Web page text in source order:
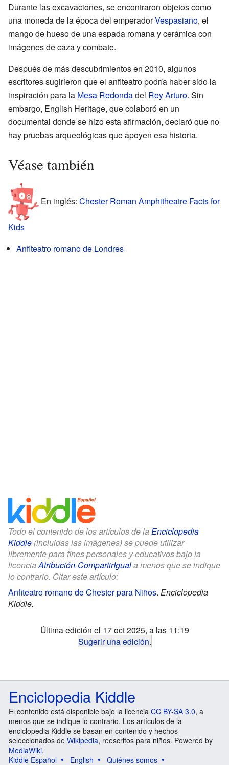
Durante las excavaciones, se encontraron objetos como
una moneda de la época del emperadorVespasiano, el
mango de hueso de una espada romana y cerámica con
imágenes de caza y combate.
Después de más descubrimientos en 2010, algunos
escritores sugirieron que el anfiteatro podría haber sido la
inspiración para la Mesa Redondadel Rey Arturo. Sin
embargo, English Heritage, que colaboró en un
documental donde se hizo esta afirmación, declaró que no
hay pruebas arqueológicas que apoyen esa historia.
Véase también
En inglés: Chester Roman Amphitheatre Facts for
Kids
Anfiteatro romano de Londres
Todo el contenido de los artículos de la Enciclopedia
Kiddle (incluidas las imágenes) se puede utilizar
libremente para fines personales y educativos bajo la
licencia Atribución-CompartirIguala menos que se indique
lo contrario. Citar este artículo:
Anfiteatro romano de Chester para Niños. Enciclopedia
Kiddle.
Última edición el 17 oct 2025, a las 11:19
Sugerir una edición.
Enciclopedia Kiddle
El contenido está disponible bajo la licencia CC BY-SA 3.0, a
menos que se indique lo contrario. Los artículos de la
enciclopedia Kiddle se basan en contenido y hechos
seleccionados de Wikipedia, reescritos para niños. Powered by
MediaWiki.
Kiddle Español
English
Quiénes somos